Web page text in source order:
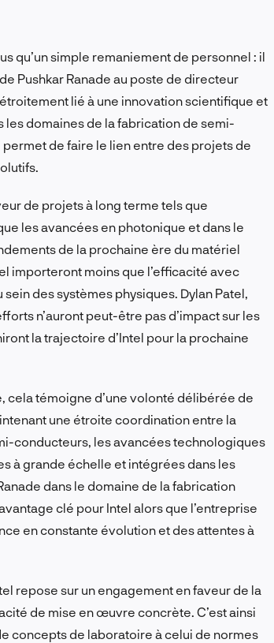
qu’un simple remaniement de personnel : il
Pushkar Ranade au poste de directeur
lié à une innovation scientifique et
les domaines de la fabrication de semi-
de faire le lien entre des projets de
de projets à long terme tels que
les avancées en photonique et dans le
de la prochaine ère du matériel
importeront moins que l’efficacité avec
des systèmes physiques. Dylan Patel,
n’auront peut-être pas d’impact sur les
la trajectoire d’Intel pour la prochaine
cela témoigne d’une volonté délibérée de
une étroite coordination entre la
conducteurs, les avancées technologiques
à grande échelle et intégrées dans les
dans le domaine de la fabrication
clé pour Intel alors que l’entreprise
en constante évolution et des attentes à
repose sur un engagement en faveur de la
de mise en œuvre concrète. C’est ainsi
concepts de laboratoire à celui de normes